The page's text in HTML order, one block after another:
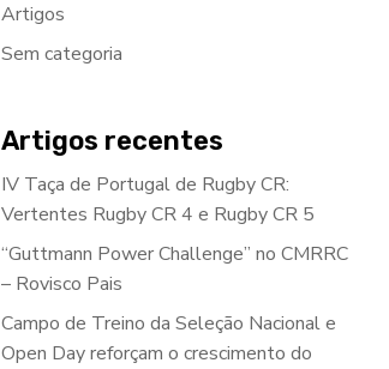
Artigos
Sem categoria
Artigos recentes
IV Taça de Portugal de Rugby CR:
Vertentes Rugby CR 4 e Rugby CR 5
“Guttmann Power Challenge” no CMRRC
– Rovisco Pais
Campo de Treino da Seleção Nacional e
Open Day reforçam o crescimento do